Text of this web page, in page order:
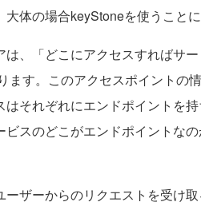
体の場合keyStoneを使うことに
、「どこにアクセスすればサ
ます。このアクセスポイントの
それぞれにエンドポイントを持
スのどこがエンドポイントな
ザーからのリクエストを受け